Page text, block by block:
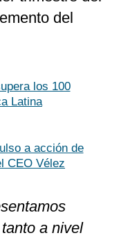
del
los 100
Latina
a acción de
CEO Vélez
a nivel